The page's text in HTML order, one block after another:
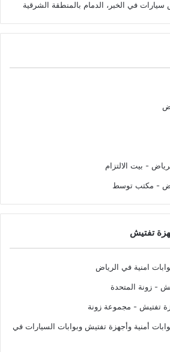
في الخبر، الدمام بالمنطقة الشرقية
- بيت الالتزام
- مكتب توسط
تفتيش
امنية في الرياض
- زونة المتحدة
تفتيش - مجموعة زونة
أمنية وأجهزة تفتيش وبوابات السيارات في